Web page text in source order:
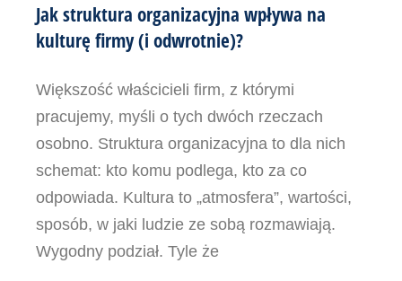
Jak struktura organizacyjna wpływa na
kulturę firmy (i odwrotnie)?
Większość właścicieli firm, z którymi
pracujemy, myśli o tych dwóch rzeczach
osobno. Struktura organizacyjna to dla nich
schemat: kto komu podlega, kto za co
odpowiada. Kultura to „atmosfera”, wartości,
sposób, w jaki ludzie ze sobą rozmawiają.
Wygodny podział. Tyle że